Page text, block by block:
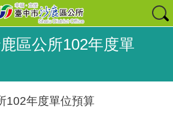
區公所102年度單
102年度單位預算